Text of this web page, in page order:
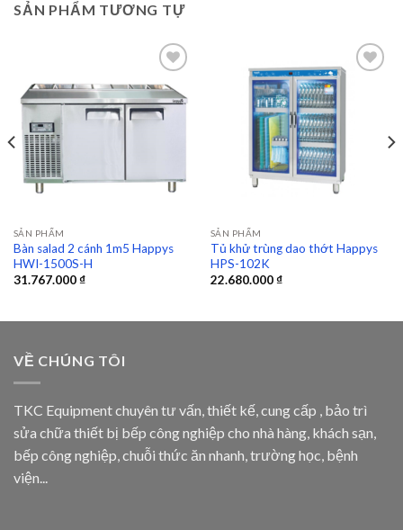
SẢN PHẨM TƯƠNG TỰ
Add to
SẢN PHẨM
Bàn salad 2 cánh 1m5 Happys
HWI-1500S-H
31.767.000₫
SẢN PHẨM
Tủ khử trùng dao thớt Happys
HPS-102K
22.680.000₫
VỀ CHÚNG TÔI
TKC Equipment chuyên tư vấn, thiết kế, cung cấp , bảo trì
sửa chữa thiết bị bếp công nghiệp cho nhà hàng, khách sạn,
bếp công nghiệp, chuỗi thức ăn nhanh, trường học, bệnh
viện...